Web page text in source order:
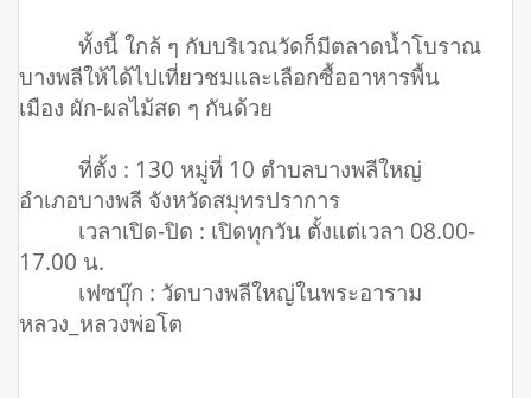
ทั้งนี้ ใกล้ ๆ กับบริเวณวัดก็มีตลาดน้ำโบราณ
บางพลีให้ได้ไปเที่ยวชมและเลือกซื้ออาหารพื้น
เมือง ผัก-ผลไม้สด ๆ กันด้วย
ที่ตั้ง : 130 หมู่ที่ 10 ตำบลบางพลีใหญ่
อำเภอบางพลี จังหวัดสมุทรปราการ
เวลาเปิด-ปิด : เปิดทุกวัน ตั้งแต่เวลา 08.00-
17.00 น.
เฟซบุ๊ก : วัดบางพลีใหญ่ในพระอาราม
หลวง_หลวงพ่อโต